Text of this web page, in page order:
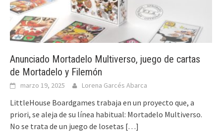
Anunciado Mortadelo Multiverso, juego de cartas
de Mortadelo y Filemón
marzo 19, 2025 Lorena Garcés Abarca
LittleHouse Boardgames trabaja en un proyecto que, a
priori, se aleja de su línea habitual: Mortadelo Multiverso.
No se trata de un juego de losetas […]